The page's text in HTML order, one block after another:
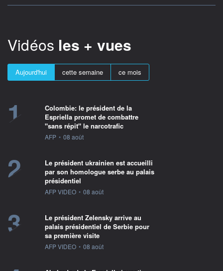
Vidéos les + vues
Aujourd'hui cette semaine ce mois
1
Colombie: le président de la
Espriella promet de combattre
"sans répit" le narcotrafic
information fournie par
AFP • 08 août
2
Le président ukrainien est accueilli
par son homologue serbe au palais
présidentiel
information fournie par
AFP VIDEO • 08 août
3
Le président Zelensky arrive au
palais présidentiel de Serbie pour
sa première visite
information fournie par
AFP VIDEO • 08 août